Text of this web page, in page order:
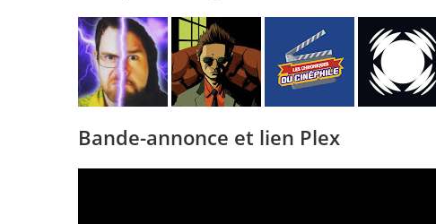
Bande-annonce et lien Plex